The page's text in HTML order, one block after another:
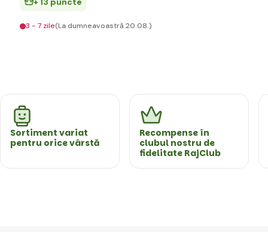
3 - 7 zile(La dumneavoastră 20.08.)
Sortiment variat
pentru orice vârstă
Recompense în
clubul nostru de
fidelitate RajClub